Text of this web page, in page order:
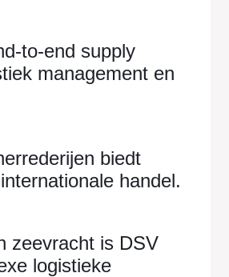
to-end supply
management en
biedt
handel.
zeevracht is DSV
logistieke